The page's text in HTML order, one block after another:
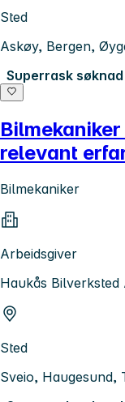
Sted
Askøy, Bergen,
Superrask søknad
relevant
Bilmekaniker
Arbeidsgiver
Haukås Bilverksted
Sted
Sveio,